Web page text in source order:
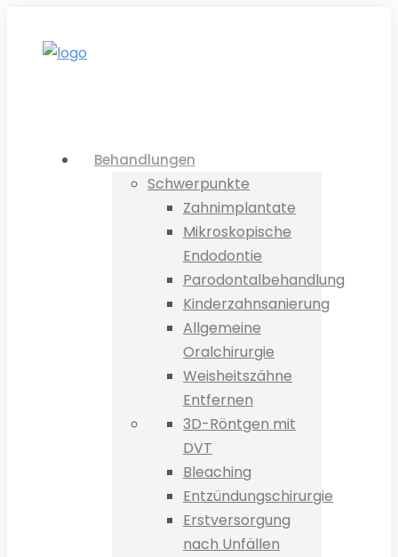
Behandlungen
Schwerpunkte
Zahnimplantate
Mikroskopische
Endodontie
Parodontalbehandlung
Kinderzahnsanierung
Allgemeine
Oralchirurgie
Weisheitszähne
Entfernen
3D-Röntgen mit
DVT
Bleaching
Entzündungschirurgie
Erstversorgung
nach Unfällen